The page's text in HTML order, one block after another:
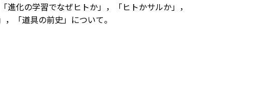
化の学習でなぜヒトか」，「ヒトかサルか」，
「道具の前史」について。